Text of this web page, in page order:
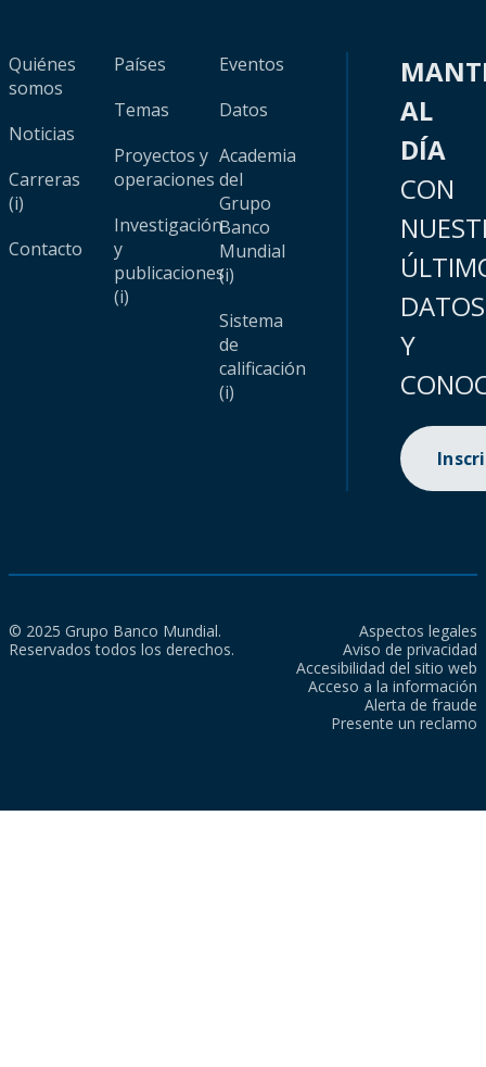
Quiénes
somos
Noticias
Carreras
(i)
Contacto
Países
Temas
Proyectos y
operaciones
Investigación
y
publicaciones
(i)
Eventos
Datos
Academia
del
Grupo
Banco
Mundial
(i)
Sistema
de
calificación
(i)
AL
DÍA
CON
DATOS
Y
© 2025 Grupo Banco Mundial.
Reservados todos los derechos.
Aspectos legales
Aviso de privacidad
Accesibilidad del sitio web
Acceso a la información
Alerta de fraude
Presente un reclamo